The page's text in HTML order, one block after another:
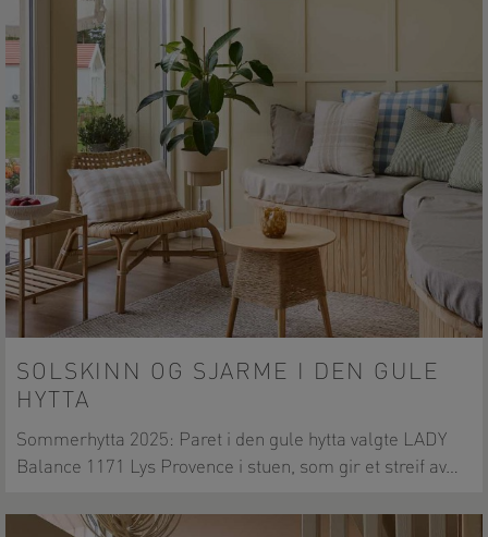
SOLSKINN OG SJARME I DEN GULE
HYTTA
Sommerhytta 2025: Paret i den gule hytta valgte LADY
Balance 1171 Lys Provence i stuen, som gir et streif av…